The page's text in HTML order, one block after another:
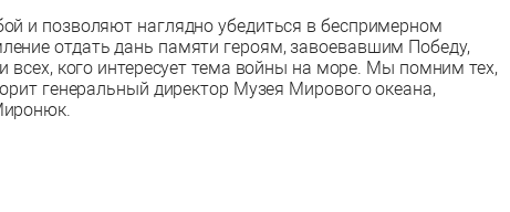
и позволяют наглядно убедиться в беспримерном
отдать дань памяти героям, завоевавшим Победу,
всех, кого интересует тема войны на море. Мы помним тех,
генеральный директор Музея Мирового океана,